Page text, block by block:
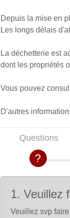
Depuis la mise en
Les longs délais
La déchetterie est
dont les propriétés
Vous pouvez
D'autres
Questions
1. Veuillez
Veuillez svp